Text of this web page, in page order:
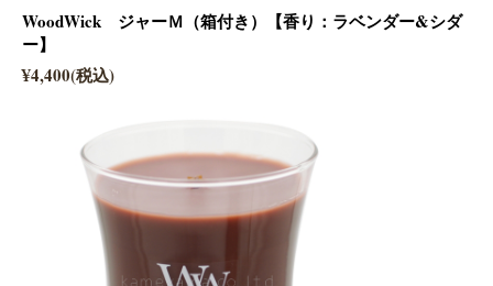
WoodWick ジャーＭ（箱付き）【香り：ラベンダー&シダ
ー】
¥4,400(税込)